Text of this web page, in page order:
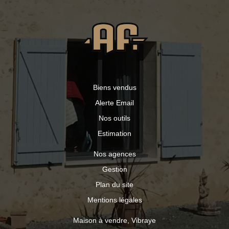
Biens vendus
Alerte Email
Nos outils
Estimation
Nos agences
Gestion
Plan du site
Mentions légales
Maison à vendre, Vibraye